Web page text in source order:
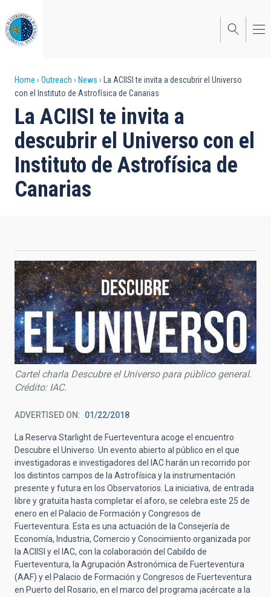
to
main
content
Breadcrumb
Home Outreach News
La ACIISI te invita a descubrir el Universo
con el Instituto de Astrofísica de Canarias
La ACIISI te invita a
descubrir el Universo con el
Instituto de Astrofísica de
Canarias
Cartel charla Descubre el Universo para público general.
Crédito: IAC.
ADVERTISED ON 01/22/2018
La Reserva Starlight de Fuerteventura acoge el encuentro
Descubre el Universo. Un evento abierto al público en el que
investigadoras e investigadores del IAC harán un recorrido por
los distintos campos de la Astrofísica y la instrumentación
presente y futura en los Observatorios. La iniciativa, de entrada
libre y gratuita hasta completar el aforo, se celebra este 25 de
enero en el Palacio de Formación y Congresos de
Fuerteventura. Esta es una actuación de la Consejería de
Economía, Industria, Comercio y Conocimiento organizada por
la ACIISI y el IAC, con la colaboración del Cabildo de
Fuerteventura, la Agrupación Astronómica de Fuerteventura
(AAF) y el Palacio de Formación y Congresos de Fuerteventura
en Puerto del Rosario, en el marco del programa ¡acércate a la